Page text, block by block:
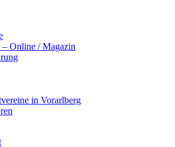
– Online / Magazin
in Vorarlberg